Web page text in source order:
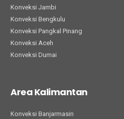
Konveksi Jambi
Konveksi Bengkulu
Konveksi Pangkal Pinang
Konveksi Aceh
Konveksi Dumai
Area Kalimantan
Konveksi Banjarmasin